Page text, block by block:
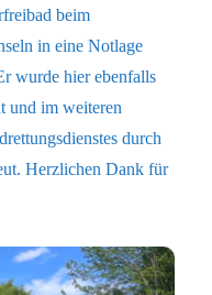
beim
in eine Notlage
wurde hier ebenfalls
und im weiteren
durch
Herzlichen Dank für